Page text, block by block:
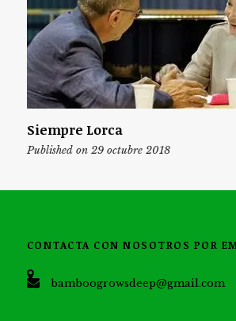
Siempre Lorca
Published on 29 octubre 2018
CONTACTA CON NOSOTROS POR
bamboogrowsdeep@gmail.com